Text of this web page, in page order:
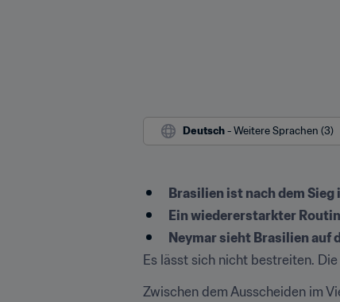
Deutsch - Weitere Sprachen (3)
Brasilien ist nach dem
Ein wiedererstarkter
Neymar sieht Brasilien auf
Es lässt sich nicht bestreiten.
Zwischen dem Ausscheiden im